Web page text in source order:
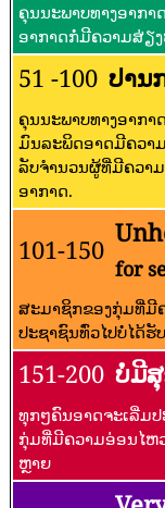
ຄຸນນະພາບທາງອາກ
ອາກາດກໍ່ມີຄວາມສ່ຽ
51 -100 ປານ
ຄຸນນະພາບທາງອາກາ
ມົນລະພິດອາດມີຄວາ
ລັບຈໍານວນຜູ້ທີ່ມີຄວາ
ອາກາດ.
101-150
for
ສະມາຊິກຂອງກຸ່ມທີ່ມີ
ປະຊາຊົນທົ່ວໄປບໍ່ໄດ້ຮັ
151-200 ບໍ່ມີ
ທຸກໆຄົນອາດຈະເລີ່ມ
ກຸ່ມທີ່ມີຄວາມອ່ອນໄຫ
ຫຼາຍ